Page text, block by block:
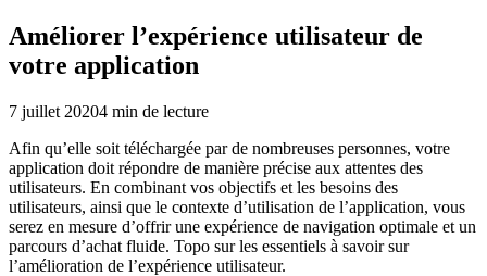
Améliorer l’expérience utilisateur de
votre application
7 juillet 20204 min de lecture
Afin qu’elle soit téléchargée par de nombreuses personnes, votre
application doit répondre de manière précise aux attentes des
utilisateurs. En combinant vos objectifs et les besoins des
utilisateurs, ainsi que le contexte d’utilisation de l’application, vous
serez en mesure d’offrir une expérience de navigation optimale et un
parcours d’achat fluide. Topo sur les essentiels à savoir sur
l’amélioration de l’expérience utilisateur.